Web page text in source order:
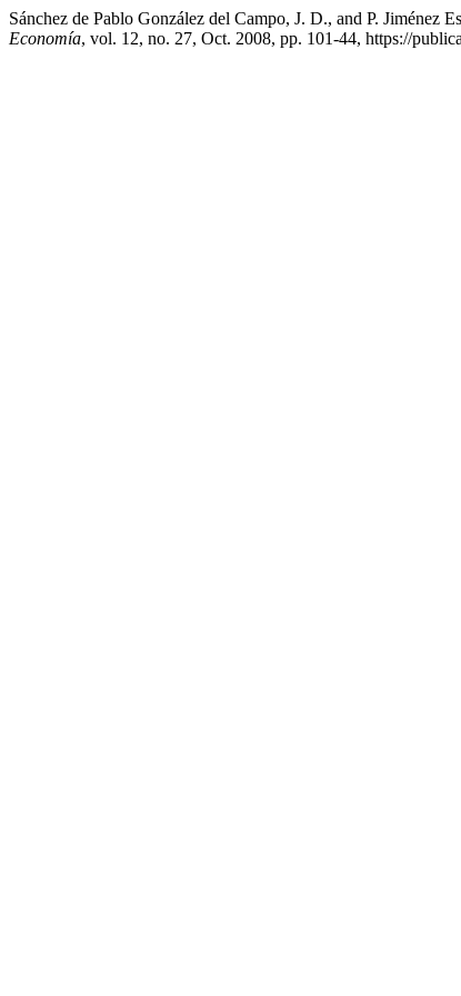
Sánchez de Pablo González del Campo, J. D., and P. Jiménez
Economía, vol. 12, no. 27, Oct. 2008, pp. 101-44, https://